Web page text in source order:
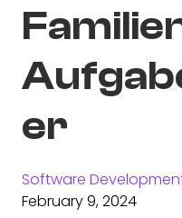
er
Software
February 9, 2024